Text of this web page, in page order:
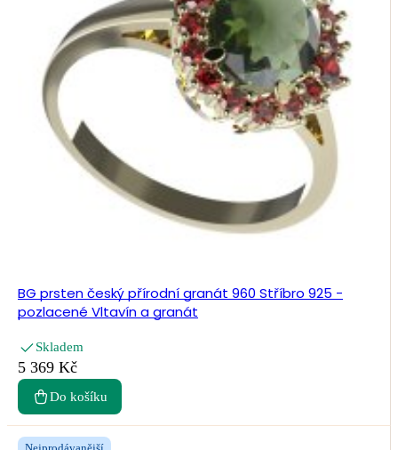
BG prsten český přírodní granát 960 Stříbro 925 -
pozlacené Vltavín a granát
Skladem
5 369 Kč
Do košíku